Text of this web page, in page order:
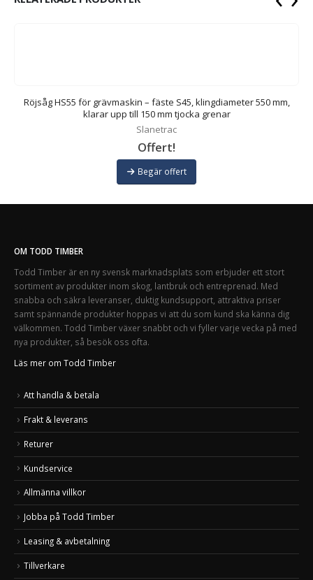
Röjsåg HS55 för grävmaskin – fäste S45, klingdiameter 550 mm,
klarar upp till 150 mm tjocka grenar
Slanetrac
Offert!
Begär offert
OM TODD TIMBER
Todd Timber är en ny svensk marknadsplats som erbjuder ett stort
sortiment av produkter inom skog, lantbruk och entreprenad. Med
snabba och säkra leveranser, duktig kundsupport, attraktiva priser
samt spännande produkter hoppas vi att du som kund ska känna dig
välkommen. Todd Timber växer snabbt och vi fyller varje vecka på med
nya produkter, så besök oss ofta.
Läs mer om Todd Timber
Att handla & betala
Frakt & leverans
Returer
Kundservice
Allmänna villkor
Jobba på Todd Timber
Leasing & avbetalning
Tillverkare